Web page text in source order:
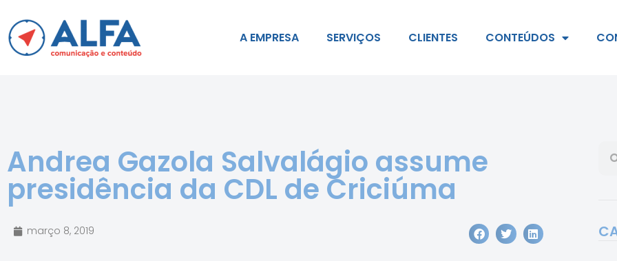
A EMPRESA SERVIÇOS CLIENTES CONTEÚDOS
Andrea Gazola Salvalágio assume
presidência da CDL de Criciúma
março 8, 2019